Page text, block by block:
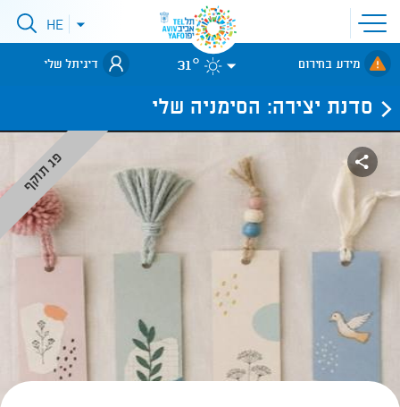
פתיחת
תפריט
אתר
לאתר עיריית
תל-אביב
פתיחתHE
מידע בחירום 31° דיגיתל שלי
סדנת יצירה: הסימניה שלי
פג תוקף